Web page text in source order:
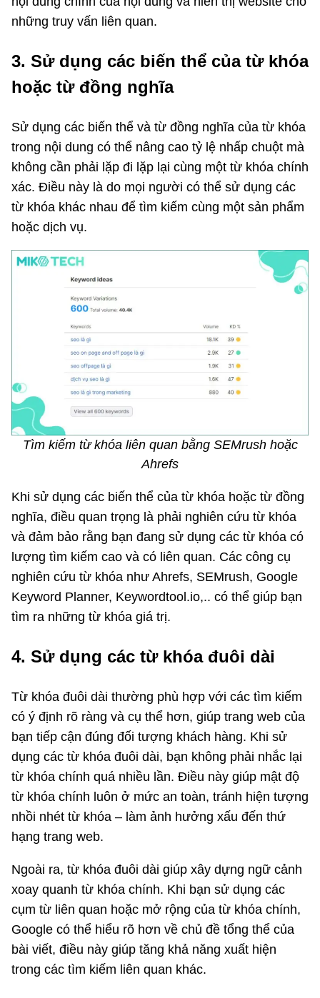
những truy vấn liên quan.
3. Sử dụng các biến thể của từ khóa
hoặc từ đồng nghĩa
Sử dụng các biến thể và từ đồng nghĩa của từ khóa
trong nội dung có thể nâng cao tỷ lệ nhấp chuột mà
không cần phải lặp đi lặp lại cùng một từ khóa chính
xác. Điều này là do mọi người có thể sử dụng các
từ khóa khác nhau để tìm kiếm cùng một sản phẩm
hoặc dịch vụ.
Tìm kiếm từ khóa liên quan bằng SEMrush hoặc
Ahrefs
Khi sử dụng các biến thể của từ khóa hoặc từ đồng
nghĩa, điều quan trọng là phải nghiên cứu từ khóa
và đảm bảo rằng bạn đang sử dụng các từ khóa có
lượng tìm kiếm cao và có liên quan. Các công cụ
nghiên cứu từ khóa như Ahrefs, SEMrush, Google
Keyword Planner, Keywordtool.io,.. có thể giúp bạn
tìm ra những từ khóa giá trị.
4. Sử dụng các từ khóa đuôi dài
Từ khóa đuôi dài thường phù hợp với các tìm kiếm
có ý định rõ ràng và cụ thể hơn, giúp trang web của
bạn tiếp cận đúng đối tượng khách hàng. Khi sử
dụng các từ khóa đuôi dài, bạn không phải nhắc lại
từ khóa chính quá nhiều lần. Điều này giúp mật độ
từ khóa chính luôn ở mức an toàn, tránh hiện tượng
nhồi nhét từ khóa – làm ảnh hưởng xấu đến thứ
hạng trang web.
Ngoài ra, từ khóa đuôi dài giúp xây dựng ngữ cảnh
xoay quanh từ khóa chính. Khi bạn sử dụng các
cụm từ liên quan hoặc mở rộng của từ khóa chính,
Google có thể hiểu rõ hơn về chủ đề tổng thể của
bài viết, điều này giúp tăng khả năng xuất hiện
trong các tìm kiếm liên quan khác.